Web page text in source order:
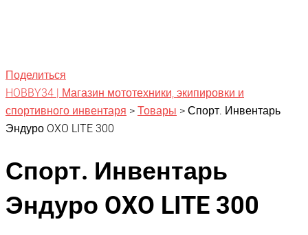
Поделиться
HOBBY34 | Магазин мототехники, экипировки и
спортивного инвентаря > Товары > Спорт. Инвентарь
Эндуро OXO LITE 300
Спорт. Инвентарь
Эндуро OXO LITE 300